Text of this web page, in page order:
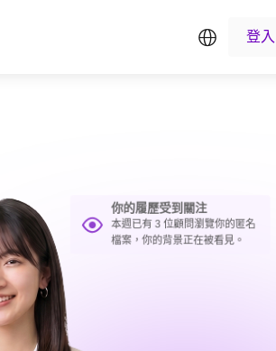
繁中登入
你的履歷受到關注
本週已有 3 位顧問瀏覽你的匿名
檔案，你的背景正在被看見。